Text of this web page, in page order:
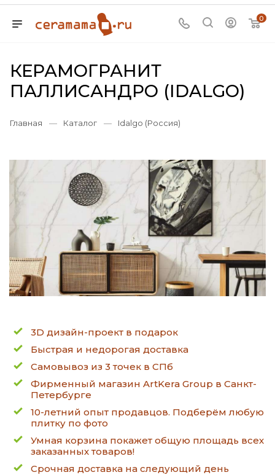
0
КЕРАМОГРАНИТ
ПАЛЛИСАНДРО (IDALGO)
Главная — Каталог — Idalgo (Россия)
3D дизайн-проект в подарок
Быстрая и недорогая доставка
Самовывоз из 3 точек в СПб
Фирменный магазин ArtKera Group в Санкт-
Петербурге
10-летний опыт продавцов. Подберём любую
плитку по фото
Умная корзина покажет общую площадь всех
заказанных товаров!
Срочная доставка на следующий день